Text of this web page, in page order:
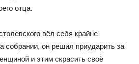
отца.
вёл себя крайне
собрании, он решил приударить за
и этим скрасить своё